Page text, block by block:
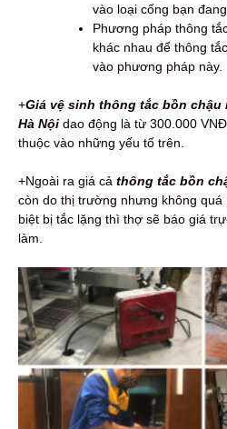
vào loại cống bạn
Phương pháp thông
khác nhau để thông
vào phương pháp này.
+Giá vệ sinh thông tắc bồn chậu
Hà Nội dao động là từ 300.000
thuộc vào những yếu tố trên.
+Ngoài ra giá cả thông tắc bồn
còn do thị trường nhưng không
biệt bị tắc lặng thì thợ sẽ báo giá
làm.